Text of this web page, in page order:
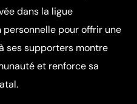
dans la ligue
pour offrir une
ses supporters montre
et renforce sa